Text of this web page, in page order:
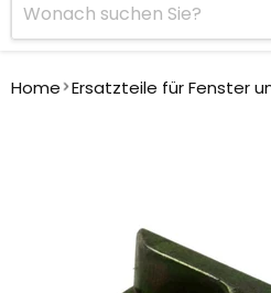
Home Ersatzteile für Fenster